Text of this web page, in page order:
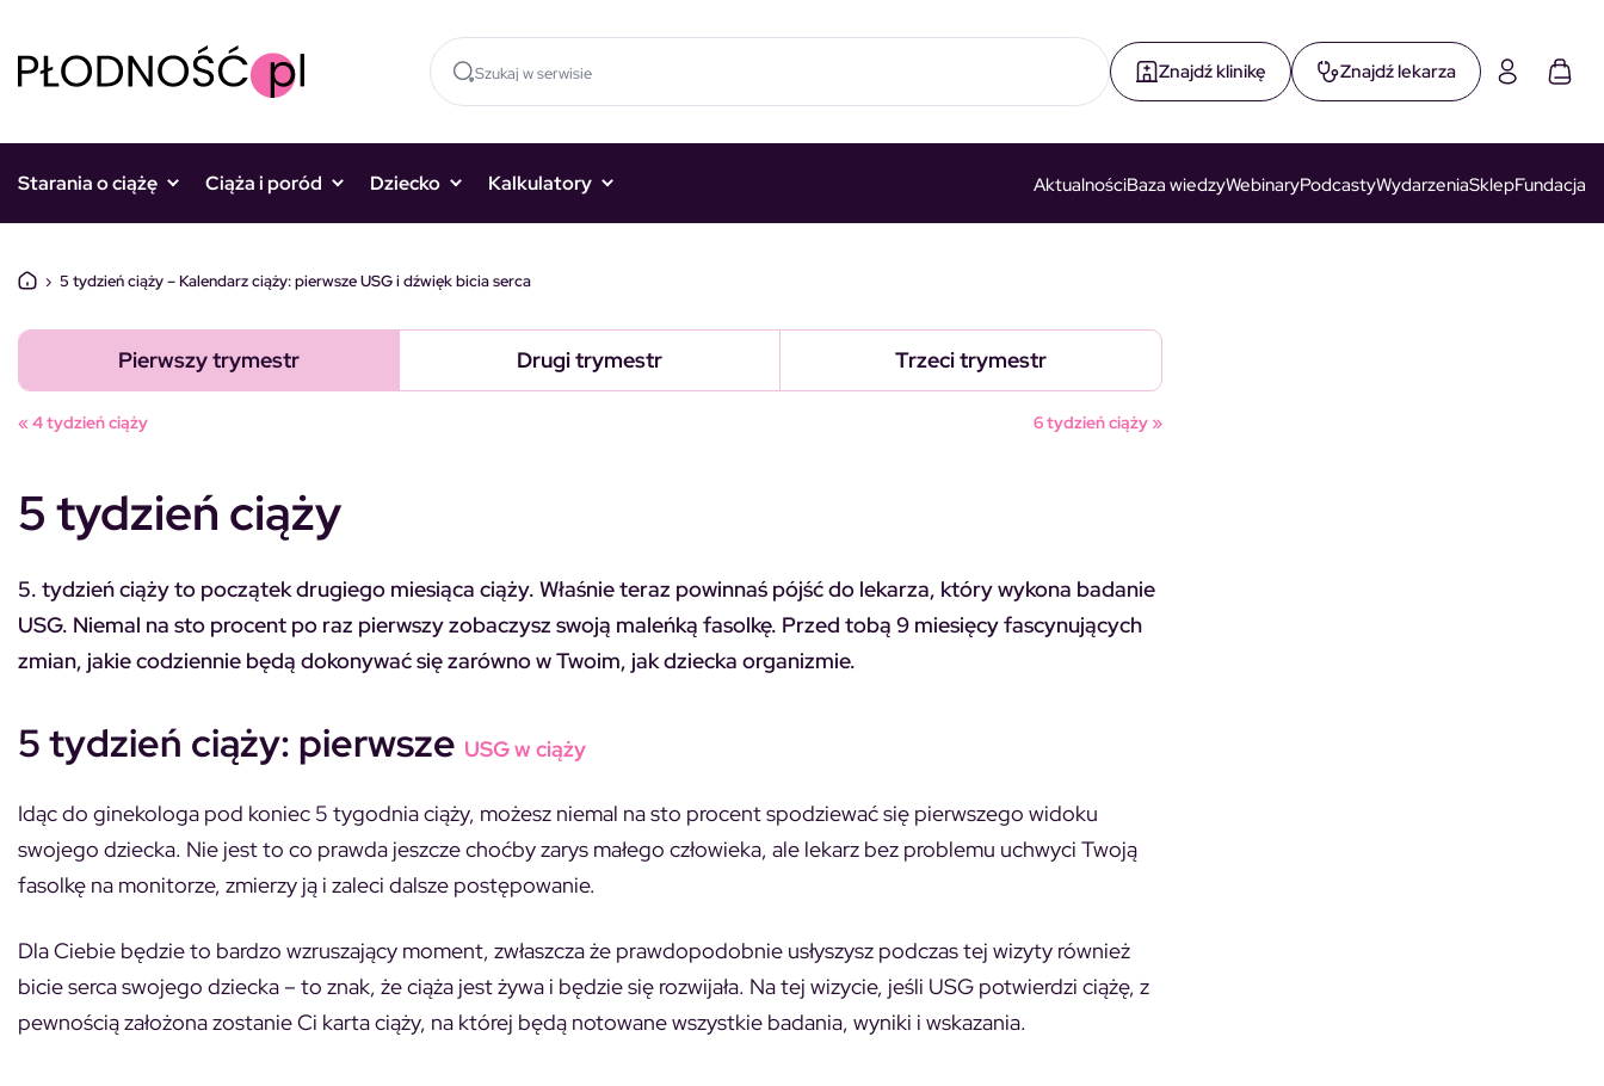
Znajdź klinikę Znajdź lekarza
Starania o ciążę Ciąża i poród Dziecko Kalkulatory AktualnościBaza wiedzyWebinaryPodcastyWydarzeniaSklepFundacja
› 5 tydzień ciąży – Kalendarz ciąży: pierwsze USG i dźwięk bicia serca
Pierwszy trymestr Drugi trymestr Trzeci trymestr
« 4 tydzień ciąży 6 tydzień ciąży »
5 tydzień ciąży
5. tydzień ciąży to początek drugiego miesiąca ciąży. Właśnie teraz powinnaś pójść do lekarza, który wykona badanie
USG. Niemal na sto procent po raz pierwszy zobaczysz swoją maleńką fasolkę. Przed tobą 9 miesięcy fascynujących
zmian, jakie codziennie będą dokonywać się zarówno w Twoim, jak dziecka organizmie.
5 tydzień ciąży: pierwsze USG w ciąży
Idąc do ginekologa pod koniec 5 tygodnia ciąży, możesz niemal na sto procent spodziewać się pierwszego widoku
swojego dziecka. Nie jest to co prawda jeszcze choćby zarys małego człowieka, ale lekarz bez problemu uchwyci Twoją
fasolkę na monitorze, zmierzy ją i zaleci dalsze postępowanie.
Dla Ciebie będzie to bardzo wzruszający moment, zwłaszcza że prawdopodobnie usłyszysz podczas tej wizyty również
bicie serca swojego dziecka – to znak, że ciąża jest żywa i będzie się rozwijała. Na tej wizycie, jeśli USG potwierdzi ciążę, z
pewnością założona zostanie Ci karta ciąży, na której będą notowane wszystkie badania, wyniki i wskazania.